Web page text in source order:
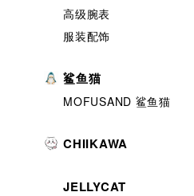
高级腕表
服装配饰
鲨鱼猫
MOFUSAND 鲨鱼猫
CHIIKAWA
JELLYCAT